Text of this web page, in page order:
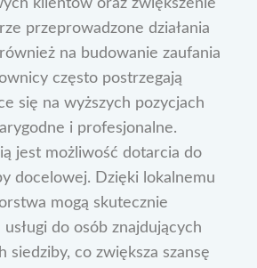
klientów oraz zwiększenie
przeprowadzone działania
na budowanie zaufania
często postrzegają
się na wyższych pozycjach
i profesjonalne.
jest możliwość dotarcia do
docelowej. Dzięki lokalnemu
mogą skutecznie
do osób znajdujących
siedziby, co zwiększa szansę